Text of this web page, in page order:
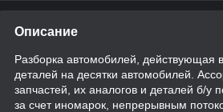
Описание
Разборка автомобилей, действующая
деталей на десятки автомобилей.
запчастей, их аналогов и деталей б/у
за счет иномарок, непрерывным